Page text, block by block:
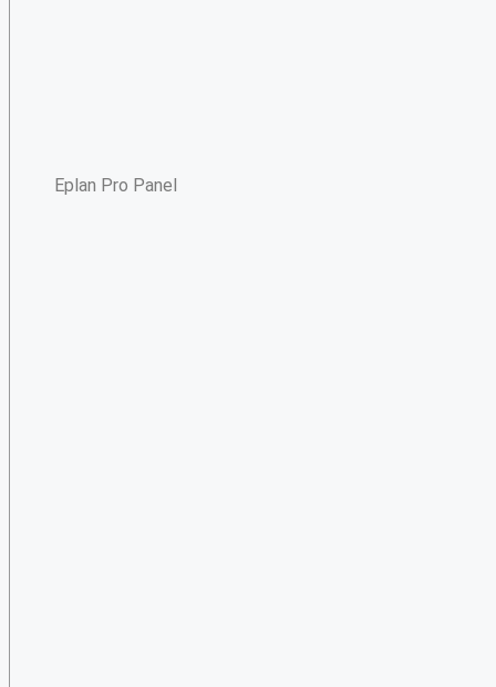
Eplan Pro Panel